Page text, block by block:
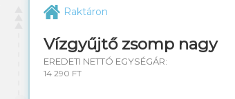
Raktáron
Vízgyűjtő zsomp nagy
EREDETI NETTÓ EGYSÉGÁR:
14 290 FT